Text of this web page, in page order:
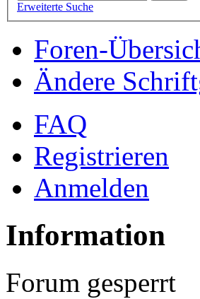
Erweiterte Suche
Foren-
Ändere
FAQ
Registrieren
Anmelden
Information
Forum gesperrt